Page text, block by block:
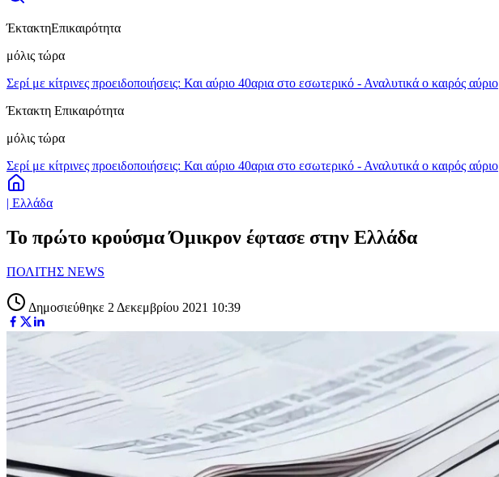
ΈκτακτηΕπικαιρότητα
μόλις τώρα
Σερί με κίτρινες προειδοποιήσεις: Και αύριο 40αρια στο εσωτερικό - Αναλυτικά ο καιρός αύριο
Έκτακτη Επικαιρότητα
μόλις τώρα
Σερί με κίτρινες προειδοποιήσεις: Και αύριο 40αρια στο εσωτερικό - Αναλυτικά ο καιρός αύριο
| Ελλάδα
Το πρώτο κρούσμα Όμικρον έφτασε στην Ελλάδα
ΠΟΛΙΤΗΣ NEWS
Δημοσιεύθηκε 2 Δεκεμβρίου 2021 10:39